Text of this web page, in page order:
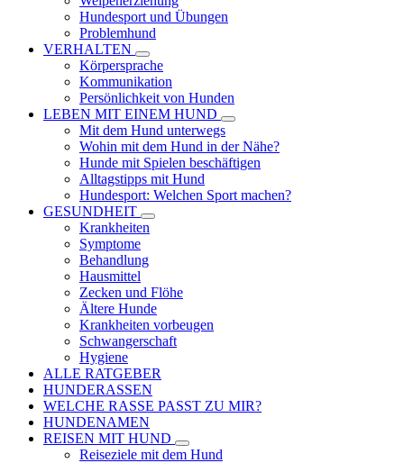
Hundesport und Übungen
Problemhund
VERHALTEN
Körpersprache
Kommunikation
Persönlichkeit von Hunden
LEBEN MIT EINEM HUND
Mit dem Hund unterwegs
Wohin mit dem Hund in der Nähe?
Hunde mit Spielen beschäftigen
Alltagstipps mit Hund
Hundesport: Welchen Sport machen?
GESUNDHEIT
Krankheiten
Symptome
Behandlung
Hausmittel
Zecken und Flöhe
Ältere Hunde
Krankheiten vorbeugen
Schwangerschaft
Hygiene
ALLE RATGEBER
HUNDERASSEN
WELCHE RASSE PASST ZU MIR?
HUNDENAMEN
REISEN MIT HUND
Reiseziele mit dem Hund